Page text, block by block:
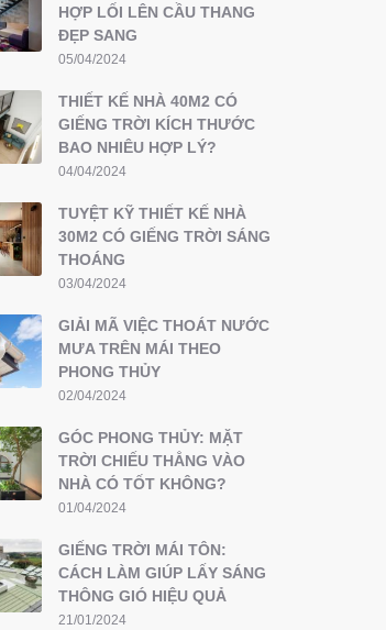
HỢP LỐI LÊN CẦU THANG
ĐẸP SANG
05/04/2024
THIẾT KẾ NHÀ 40M2 CÓ
GIẾNG TRỜI KÍCH THƯỚC
BAO NHIÊU HỢP LÝ?
04/04/2024
TUYỆT KỸ THIẾT KẾ NHÀ
30M2 CÓ GIẾNG TRỜI SÁNG
THOÁNG
03/04/2024
GIẢI MÃ VIỆC THOÁT NƯỚC
MƯA TRÊN MÁI THEO
PHONG THỦY
02/04/2024
GÓC PHONG THỦY: MẶT
TRỜI CHIẾU THẲNG VÀO
NHÀ CÓ TỐT KHÔNG?
01/04/2024
GIẾNG TRỜI MÁI TÔN:
CÁCH LÀM GIÚP LẤY SÁNG
THÔNG GIÓ HIỆU QUẢ
21/01/2024